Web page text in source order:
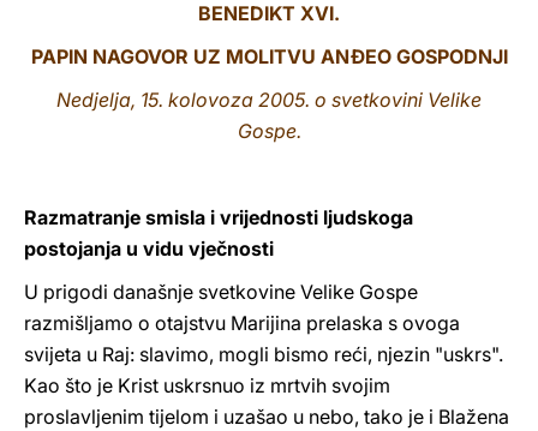
中文
LATINE
BENEDIKT XVI.
PAPIN NAGOVOR UZ MOLITVU ANĐEO GOSPODNJI
Nedjelja, 15. kolovoza 2005. o svetkovini Velike
Gospe.
Razmatranje smisla i vrijednosti ljudskoga
postojanja u vidu vječnosti
U prigodi današnje svetkovine Velike Gospe
razmišljamo o otajstvu Marijina prelaska s ovoga
svijeta u Raj: slavimo, mogli bismo reći, njezin "uskrs".
Kao što je Krist uskrsnuo iz mrtvih svojim
proslavljenim tijelom i uzašao u nebo, tako je i Blažena